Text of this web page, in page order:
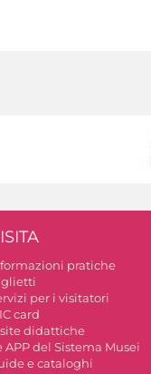
pratiche
per i visitatori
card
didattiche
APP del Sistema Musei
e cataloghi